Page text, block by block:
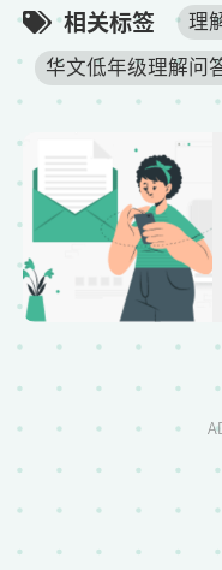
相关标签 理
华文低年级理解问